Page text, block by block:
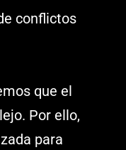
conflictos
que el
Por ello,
para